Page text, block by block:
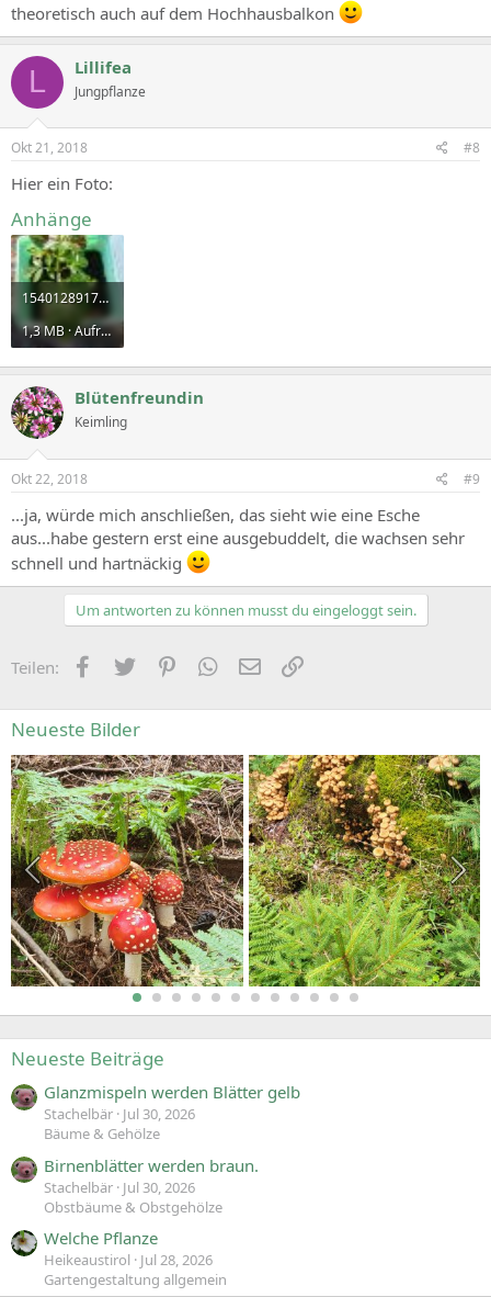
theoretisch auch auf dem Hochhausbalkon
L Lillifea
Jungpflanze
Okt 21, 2018 #8
Hier ein Foto:
Anhänge
1540128917884-536035019.jpg
1,3 MB · Aufrufe: 623
Blütenfreundin
Keimling
Okt 22, 2018 #9
...ja, würde mich anschließen, das sieht wie eine Esche
aus...habe gestern erst eine ausgebuddelt, die wachsen sehr
schnell und hartnäckig
Um antworten zu können musst du eingeloggt sein.
Teilen: FacebookZwitschernPinterestWhatsApp
E-Mail
Neueste Bilder
Neueste Beiträge
Glanzmispeln werden Blätter gelb
Stachelbär Jul 30, 2026
Bäume & Gehölze
Birnenblätter werden braun.
Stachelbär Jul 30, 2026
Obstbäume & Obstgehölze
Welche Pflanze
Heikeaustirol
Jul 28, 2026
Gartengestaltung allgemein